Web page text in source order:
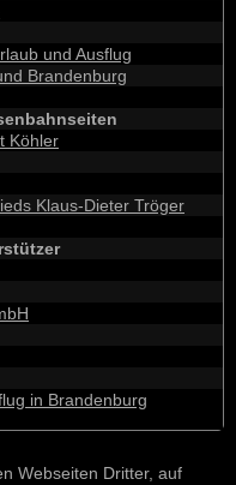
und Ausflug
Brandenburg
Köhler
Klaus-Dieter Tröger
in Brandenburg
Webseiten Dritter, auf